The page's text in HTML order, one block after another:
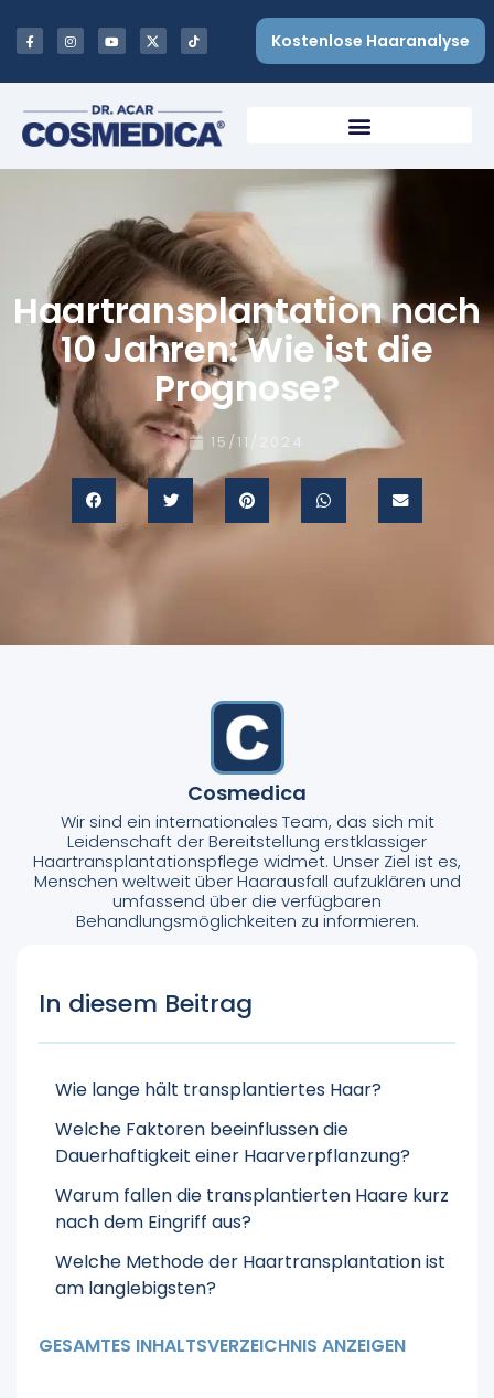
Kostenlose Haaranalyse
Haartransplantation nach
10 Jahren: Wie ist die
Prognose?
15/11/2024
Cosmedica
Wir sind ein internationales Team, das sich mit
Leidenschaft der Bereitstellung erstklassiger
Haartransplantationspflege widmet. Unser Ziel ist es,
Menschen weltweit über Haarausfall aufzuklären und
umfassend über die verfügbaren
Behandlungsmöglichkeiten zu informieren.
In diesem Beitrag
Wie lange hält transplantiertes Haar?
Welche Faktoren beeinflussen die
Dauerhaftigkeit einer Haarverpflanzung?
Warum fallen die transplantierten Haare kurz
nach dem Eingriff aus?
Welche Methode der Haartransplantation ist
am langlebigsten?
Haartransplantation in Istanbul
GESAMTES INHALTSVERZEICHNIS ANZEIGEN